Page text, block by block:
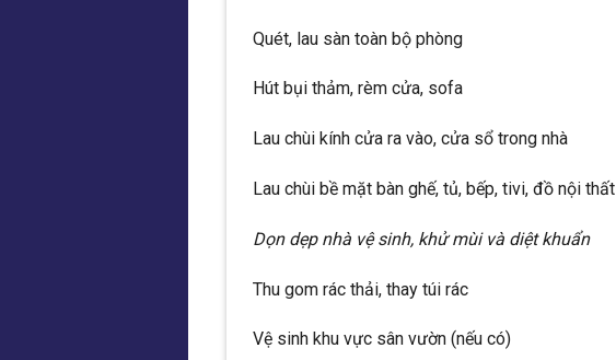
Quét, lau sàn toàn bộ phòng
Hút bụi thảm, rèm cửa, sofa
Lau chùi kính cửa ra vào, cửa sổ trong nhà
Lau chùi bề mặt bàn ghế, tủ, bếp, tivi, đồ nội thất
Dọn dẹp nhà vệ sinh, khử mùi và diệt khuẩn
Thu gom rác thải, thay túi rác
Vệ sinh khu vực sân vườn (nếu có)